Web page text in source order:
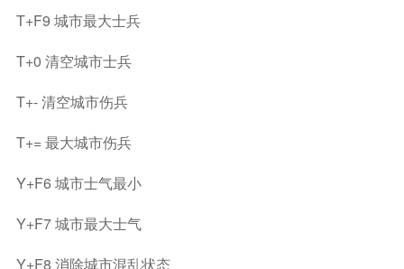
T+F9 城市最大士兵
T+0 清空城市士兵
T+- 清空城市伤兵
T+= 最大城市伤兵
Y+F6 城市士气最小
Y+F7 城市最大士气
Y+F8 消除城市混乱状态